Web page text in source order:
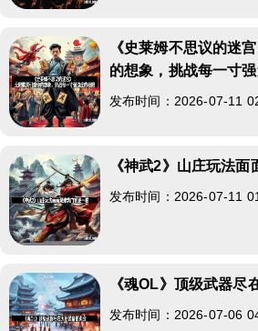
《史莱姆不思议的迷
的想象，挑战每一寸
发布时间：2026-07-11
《神武2》山庄玩法
发布时间：2026-07-11
《魂OL》顶级武器尽
发布时间：2026-07-06